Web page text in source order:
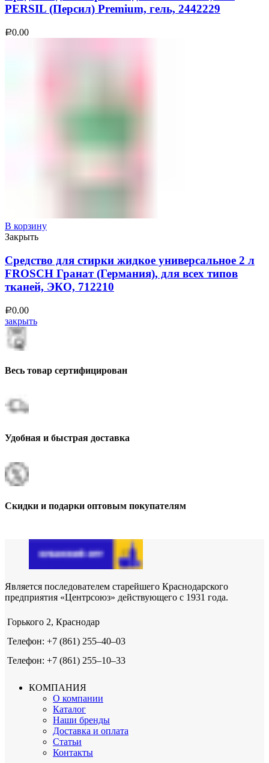
PERSIL (Персил) Premium, гель, 2442229
Р0.00
В корзину
Закрыть
Средство для стирки жидкое универсальное 2 л
FROSCH Гранат (Германия), для всех типов
тканей, ЭКО, 712210
Р0.00
закрыть
Весь товар сертифицирован
Удобная и быстрая доставка
Скидки и подарки оптовым покупателям
Является последователем старейшего Краснодарского
предприятия «Центрсоюз» действующего с 1931 года.
Горького 2, Краснодар
Телефон: +7 (861) 255‒40‒03
Телефон: +7 (861) 255‒10‒33
КОМПАНИЯ
О компании
Каталог
Наши бренды
Доставка и оплата
Статьи
Контакты